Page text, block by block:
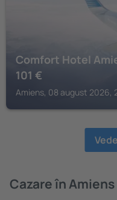
Comfort Hotel
101 €
Amiens, 08 august 2026,
Cazare în Amiens